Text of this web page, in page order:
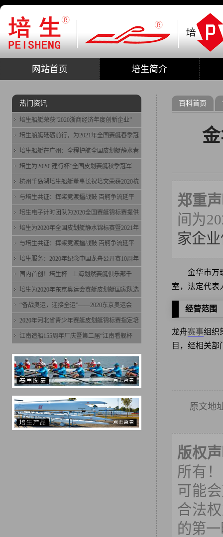
网站首页 培生简介
百科首页
郑重
间为
家企
金华市万
室，法定代表
经营范围
龙舟赛事组织
目，经相关部
原文地
版权
所有
可能
合法
的第
热门资讯
培生船艇荣获“2020浙商经济年度创新企业”
培生船艇砥砺前行，为2021年全国赛艇春季冠
培生船艇在广州：全程护航全国皮划艇静水春
培生为2020“建行杯”全国皮划赛艇秋季冠军
杭州千岛湖培生船艇董事长祝培文荣获2020杭
与培生共证：挥桨竞渡擂战鼓 百舸争流延平
培生电子计时团队为2020全国赛艇锦标赛提供
培生为2020年全国皮划艇静水锦标赛暨2021年
与培生共证：挥桨竞渡擂战鼓 百舸争流延平
培生服务：2020年纪念中国龙舟公开赛10周年
国内首创！培生杯 · 上海划然赛艇俱乐部千
培生为2020年东京奥运会赛艇皮划艇国家队选
“备战奥运，迎接全运”——2020东京奥运会
2020年河北省青少年赛艇皮划艇锦标赛指定培
江南造船155周年厂庆暨第二届“江南看舰杯